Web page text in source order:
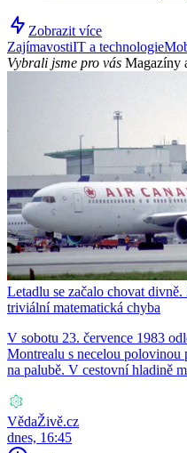
Zobrazit více
ZajímavostiIT a technologie
Vybrali jsme pro vás Magazíny
Letadlu se začalo chovat
triviální matematická chyba
V sobotu 23. července 1983
Montrealu s necelou polovinou
na palubě. V cestovní hladině
VědaŽivě.cz
dnes, 16:45